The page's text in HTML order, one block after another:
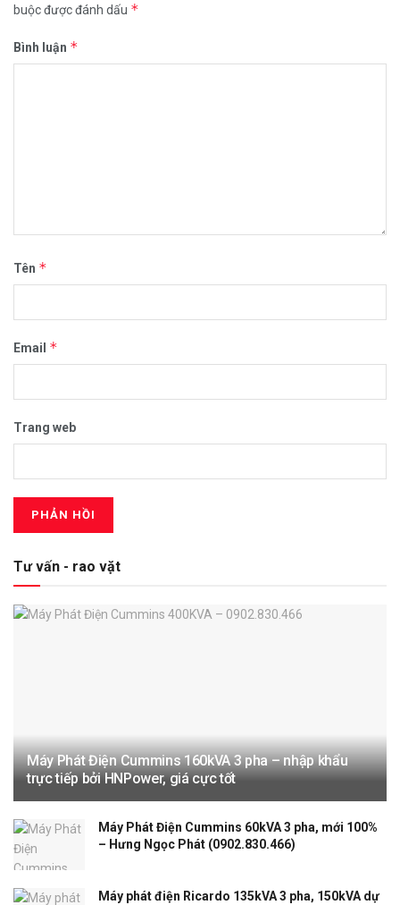
buộc được đánh dấu *
Bình luận *
Tên *
Email *
Trang web
Tư vấn - rao vặt
Máy Phát Điện Cummins 160kVA 3 pha – nhập khẩu
trực tiếp bởi HNPower, giá cực tốt
Máy Phát Điện Cummins 60kVA 3 pha, mới 100%
– Hưng Ngọc Phát (0902.830.466)
Máy phát điện Ricardo 135kVA 3 pha, 150kVA dự